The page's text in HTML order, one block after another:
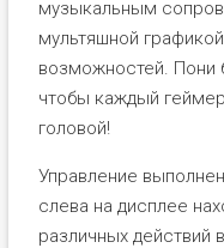
музыкальным
мультяшной
возможностей. Пони
чтобы каждый
головой!
Управление
слева на дисплее
различных действий